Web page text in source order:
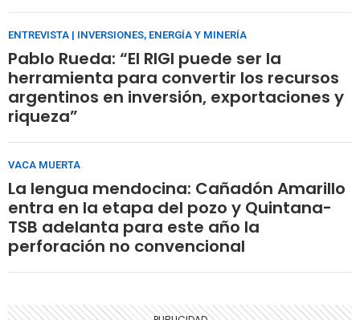
ENTREVISTA | INVERSIONES, ENERGÍA Y MINERÍA
Pablo Rueda: “El RIGI puede ser la
herramienta para convertir los recursos
argentinos en inversión, exportaciones y
riqueza”
VACA MUERTA
La lengua mendocina: Cañadón Amarillo
entra en la etapa del pozo y Quintana-
TSB adelanta para este año la
perforación no convencional